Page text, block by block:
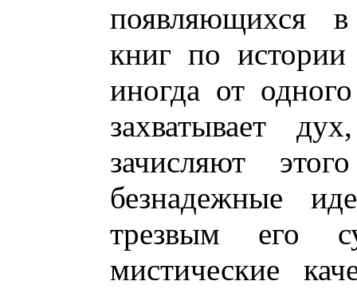
появляющихся в
книг по истории
иногда от
захватывает
зачисляют
безнадежные
трезвым его
мистические